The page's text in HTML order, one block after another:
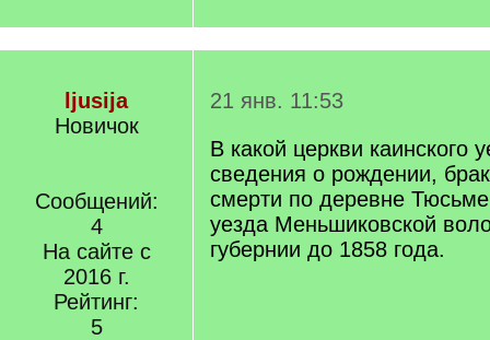
ljusija
Новичок
Сообщений:
4
На сайте с
2016 г.
Рейтинг:
5
21 янв. 11:53
В какой церкви каинского
сведения о рождении,
смерти по деревне
уезда Меньшиковской
губернии до 1858 года.